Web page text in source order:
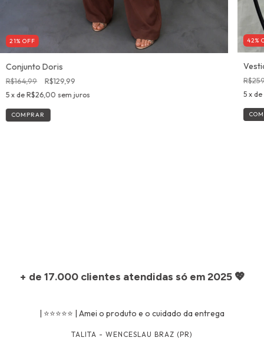
21% OFF
Conjunto Doris
R$164,99 R$129,99
5 x de R$26,00 sem juros
COMPRAR
42%
5 x de
+ de 17.000 clientes atendidas só em 2025 💖
| ⭐⭐⭐⭐⭐ | Amei o produto e o cuidado da entrega
TALITA - WENCESLAU BRAZ (PR)